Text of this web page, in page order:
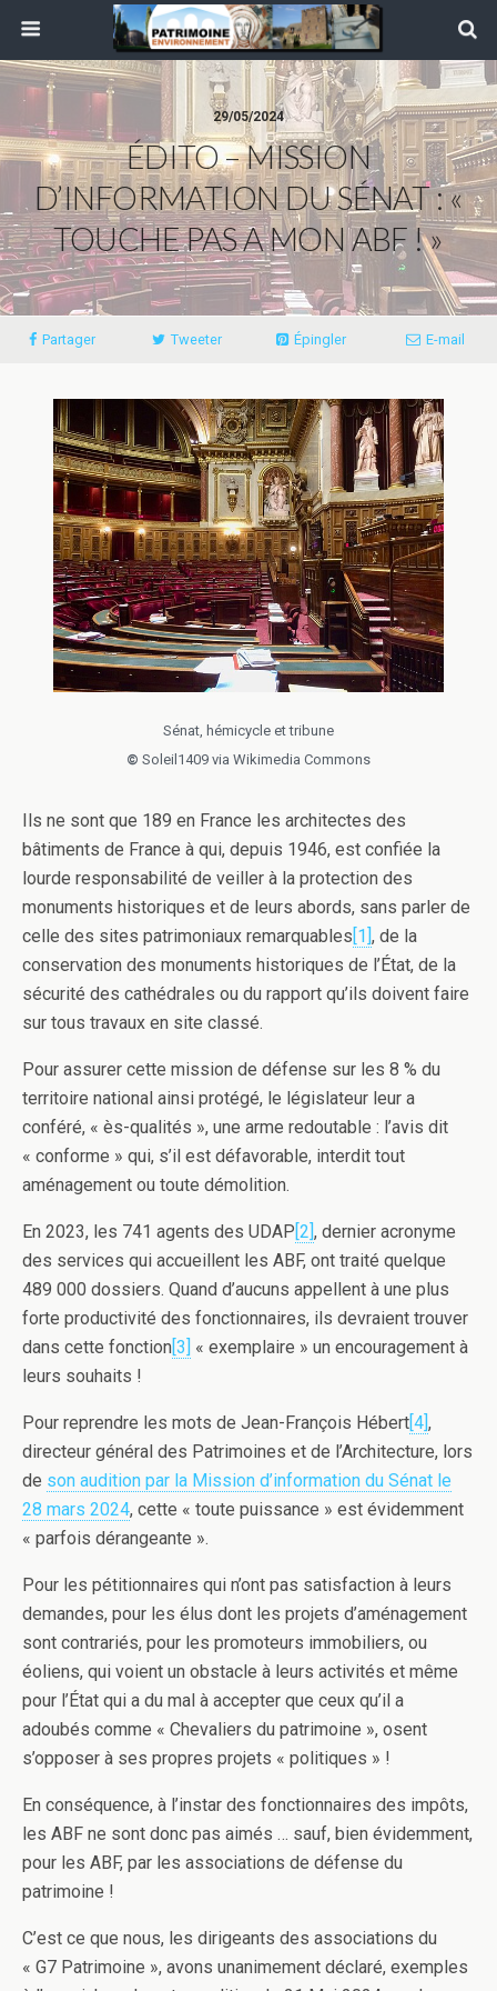
29/05/2024
ÉDITO – MISSION
D’INFORMATION DU SÉNAT : «
TOUCHE PAS A MON ABF ! »
Partager Tweeter Épingler E-mail
Sénat, hémicycle et tribune
© Soleil1409 via Wikimedia Commons
Ils ne sont que 189 en France les architectes des
bâtiments de France à qui, depuis 1946, est confiée la
lourde responsabilité de veiller à la protection des
monuments historiques et de leurs abords, sans parler de
celle des sites patrimoniaux remarquables[1], de la
conservation des monuments historiques de l’État, de la
sécurité des cathédrales ou du rapport qu’ils doivent faire
sur tous travaux en site classé.
Pour assurer cette mission de défense sur les 8 % du
territoire national ainsi protégé, le législateur leur a
conféré, « ès-qualités », une arme redoutable : l’avis dit
« conforme » qui, s’il est défavorable, interdit tout
aménagement ou toute démolition.
En 2023, les 741 agents des UDAP[2], dernier acronyme
des services qui accueillent les ABF, ont traité quelque
489 000 dossiers. Quand d’aucuns appellent à une plus
forte productivité des fonctionnaires, ils devraient trouver
dans cette fonction[3] « exemplaire » un encouragement à
leurs souhaits !
Pour reprendre les mots de Jean-François Hébert[4],
directeur général des Patrimoines et de l’Architecture, lors
de son audition par la Mission d’information du Sénat le
28 mars 2024, cette « toute puissance » est évidemment
« parfois dérangeante ».
Pour les pétitionnaires qui n’ont pas satisfaction à leurs
demandes, pour les élus dont les projets d’aménagement
sont contrariés, pour les promoteurs immobiliers, ou
éoliens, qui voient un obstacle à leurs activités et même
pour l’État qui a du mal à accepter que ceux qu’il a
adoubés comme « Chevaliers du patrimoine », osent
s’opposer à ses propres projets « politiques » !
En conséquence, à l’instar des fonctionnaires des impôts,
les ABF ne sont donc pas aimés … sauf, bien évidemment,
pour les ABF, par les associations de défense du
patrimoine !
C’est ce que nous, les dirigeants des associations du
« G7 Patrimoine », avons unanimement déclaré, exemples